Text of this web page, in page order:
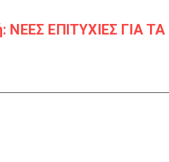
ΝΕΕΣ ΕΠΙΤΥΧΙΕΣ ΓΙΑ